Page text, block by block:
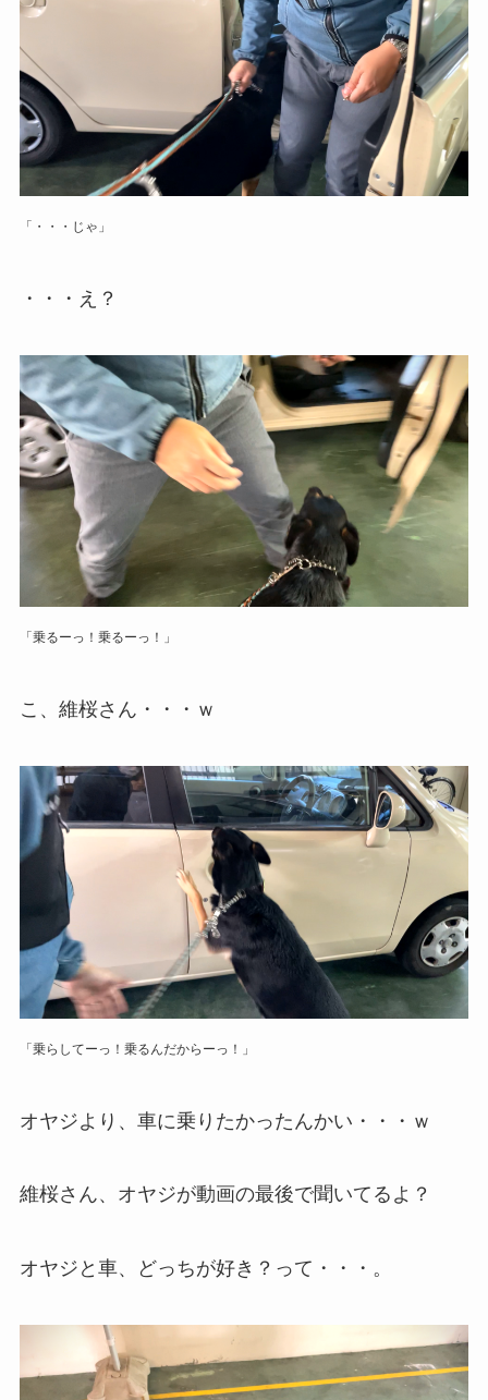
「・・・じゃ」
・・・え？
「乗るーっ！乗るーっ！」
こ、維桜さん・・・ｗ
「乗らしてーっ！乗るんだからーっ！」
オヤジより、車に乗りたかったんかい・・・ｗ
維桜さん、オヤジが動画の最後で聞いてるよ？
オヤジと車、どっちが好き？って・・・。